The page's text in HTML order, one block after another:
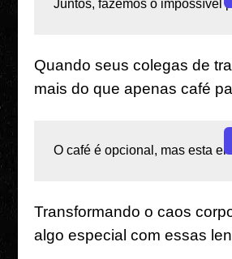
Juntos, fazemos o impossível
Quando seus colegas de
mais do que apenas café
O café é opcional, mas esta
Transformando o caos
algo especial com essas